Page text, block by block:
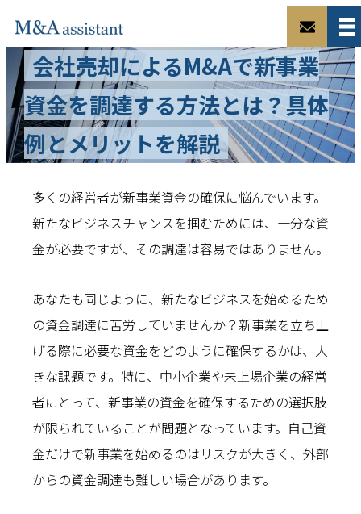
会社売却によるM&Aで新事業
資金を調達する方法とは？具体
例とメリットを解説
多くの経営者が新事業資金の確保に悩んでいます。
新たなビジネスチャンスを掴むためには、十分な資
金が必要ですが、その調達は容易ではありません。
あなたも同じように、新たなビジネスを始めるため
の資金調達に苦労していませんか？新事業を立ち上
げる際に必要な資金をどのように確保するかは、大
きな課題です。特に、中小企業や未上場企業の経営
者にとって、新事業の資金を確保するための選択肢
が限られていることが問題となっています。自己資
金だけで新事業を始めるのはリスクが大きく、外部
からの資金調達も難しい場合があります。